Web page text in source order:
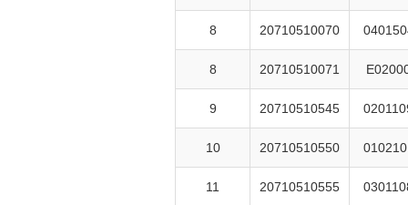
8 20710510070
8 20710510071
9 20710510545
10 20710510550
11 20710510555